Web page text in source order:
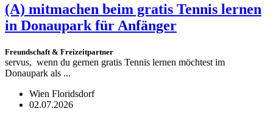
(A) mitmachen beim gratis Tennis lernen
in Donaupark für Anfänger
Freundschaft & Freizeitpartner
servus, wenn du gernen gratis Tennis lernen möchtest im
Donaupark als ...
Wien Floridsdorf
02.07.2026